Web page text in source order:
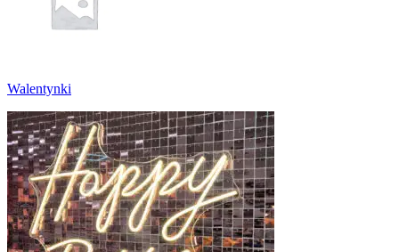
Walentynki